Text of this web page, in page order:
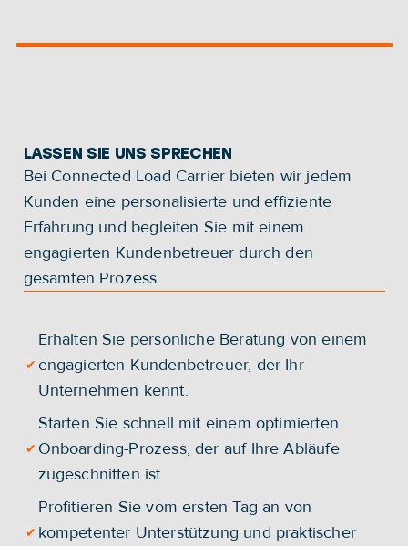
LASSEN SIE UNS SPRECHEN
Bei Connected Load Carrier bieten wir jedem
Kunden eine personalisierte und effiziente
Erfahrung und begleiten Sie mit einem
engagierten Kundenbetreuer durch den
gesamten Prozess.
✔
Erhalten Sie persönliche Beratung von einem
engagierten Kundenbetreuer, der Ihr
Unternehmen kennt.
✔
Starten Sie schnell mit einem optimierten
Onboarding-Prozess, der auf Ihre Abläufe
zugeschnitten ist.
✔
Profitieren Sie vom ersten Tag an von
kompetenter Unterstützung und praktischer